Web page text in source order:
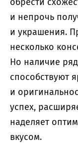
и непрочь
и украшения.
несколько
Но наличие
способствуют
и
успех,
наделяет
вкусом.